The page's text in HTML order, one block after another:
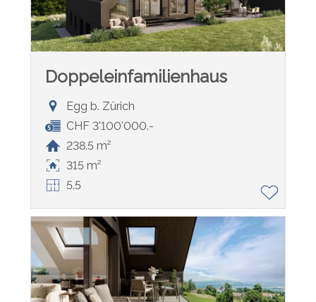
Doppeleinfamilienhaus
Egg b. Zürich
CHF 3'100'000.-
238.5 m²
315 m²
5.5